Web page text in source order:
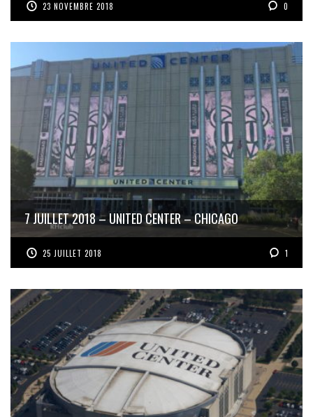
23 NOVEMBRE 2018 0
7 JUILLET 2018 – UNITED CENTER – CHICAGO
25 JUILLET 2018 1